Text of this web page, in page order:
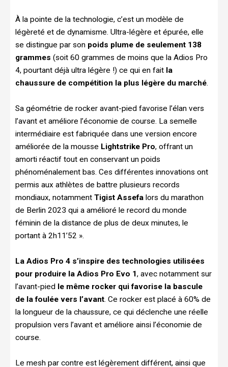
À la pointe de la technologie, c’est un modèle de
légèreté et de dynamisme. Ultra-légère et épurée, elle
se distingue par son poids plume de seulement 138
grammes (soit 60 grammes de moins que la Adios Pro
4, pourtant déjà ultra légère !) ce qui en fait la
chaussure de compétition la plus légère du marché.
Sa géométrie de rocker avant-pied favorise l’élan vers
l’avant et améliore l’économie de course. La semelle
intermédiaire est fabriquée dans une version encore
améliorée de la mousse Lightstrike Pro, offrant un
amorti réactif tout en conservant un poids
phénoménalement bas. Ces différentes innovations ont
permis aux athlètes de battre plusieurs records
mondiaux, notamment Tigist Assefa lors du marathon
de Berlin 2023 qui a amélioré le record du monde
féminin de la distance de plus de deux minutes, le
portant à 2h11’52 ».
La Adios Pro 4 s’inspire des technologies utilisées
pour produire la Adios Pro Evo 1, avec notamment sur
l’avant-pied le même rocker qui favorise la bascule
de la foulée vers l’avant . Ce rocker est placé à 60% de
la longueur de la chaussure, ce qui déclenche une réelle
propulsion vers l’avant et améliore ainsi l’économie de
course.
Le mesh par contre est légèrement différent, ainsi que